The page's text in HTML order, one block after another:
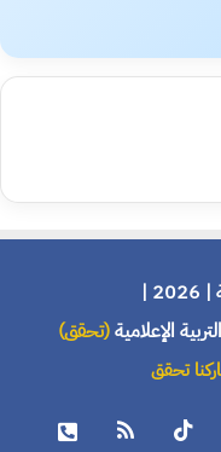
|
الإعلامية(تحقق)
تحقق
تيلقرام ‫TikTok ملخص